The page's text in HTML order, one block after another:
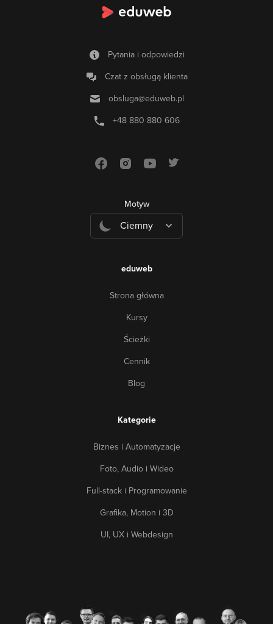
Pytania i odpowiedzi
Czat z obsługą klienta
obsluga@eduweb.pl
+48 880 880 606
Motyw
Ciemny
eduweb
Strona główna
Kursy
Ścieżki
Cennik
Blog
Kategorie
Biznes i Automatyzacje
Foto, Audio i Wideo
Full-stack i Programowanie
Grafika, Motion i 3D
UI, UX i Webdesign